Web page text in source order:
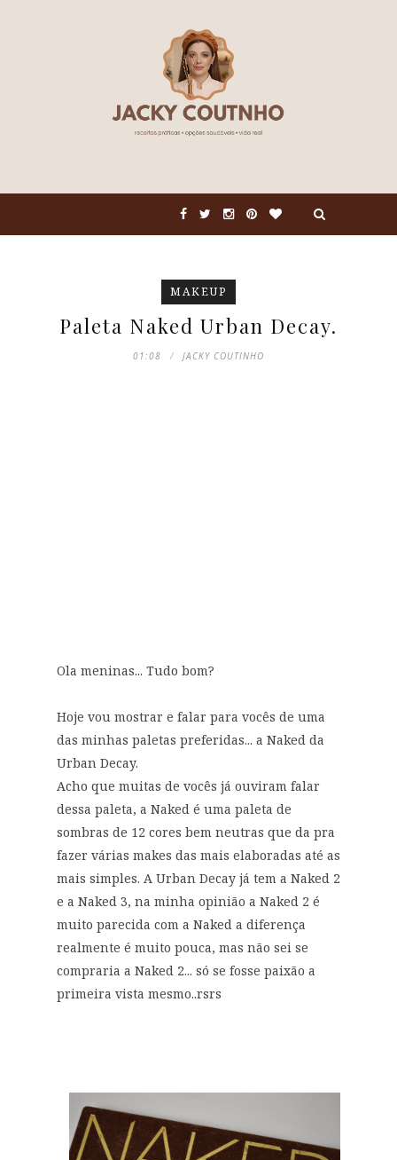
MAKEUP
Paleta Naked Urban Decay.
01:08 JACKY COUTINHO
Ola meninas... Tudo bom?
Hoje vou mostrar e falar para vocês de uma
das minhas paletas preferidas... a Naked da
Urban Decay.
Acho que muitas de vocês já ouviram falar
dessa paleta, a Naked é uma paleta de
sombras de 12 cores bem neutras que da pra
fazer várias makes das mais elaboradas até as
mais simples. A Urban Decay já tem a Naked 2
e a Naked 3, na minha opinião a Naked 2 é
muito parecida com a Naked a diferença
realmente é muito pouca, mas não sei se
compraria a Naked 2... só se fosse paixão a
primeira vista mesmo..rsrs